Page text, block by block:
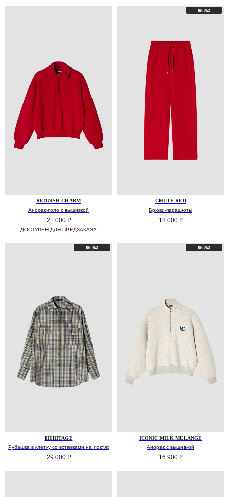
REDDISH CHARM
Анорак-поло с вышивкой
21 000 ₽
CHUTE RED
Брюки-парашюты
18 000 ₽
HERITAGE
Рубашка в клетку со вставками на локтях
29 000 ₽
ICONIC MILK MELANGE
Анорак с вышивкой
16 900 ₽